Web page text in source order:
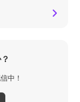
中！